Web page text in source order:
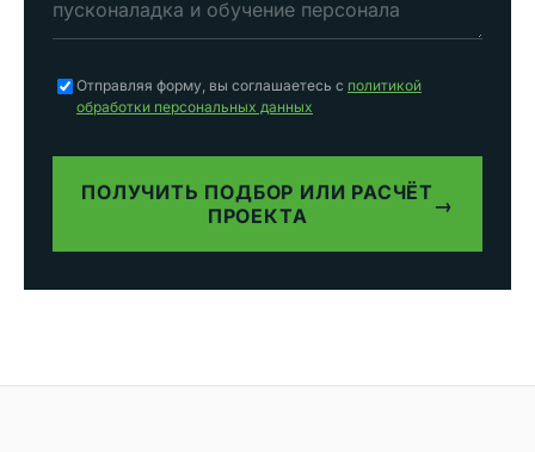
Отправляя форму, вы соглашаетесь с политикой
обработки персональных данных
ПОЛУЧИТЬ ПОДБОР ИЛИ РАСЧЁТ
ПРОЕКТА
→